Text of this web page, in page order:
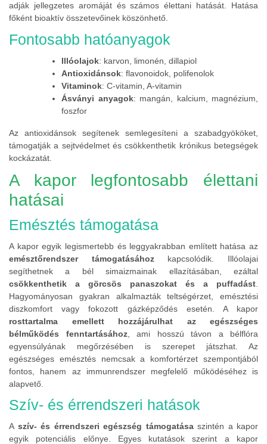
adják jellegzetes aromáját és számos élettani hatását. Hatása
főként bioaktív összetevőinek köszönhető.
Fontosabb hatóanyagok
Illóolajok: karvon, limonén, dillapiol
Antioxidánsok: flavonoidok, polifenolok
Vitaminok: C-vitamin, A-vitamin
Ásványi anyagok: mangán, kalcium, magnézium,
foszfor
Az antioxidánsok segítenek semlegesíteni a szabadgyököket,
támogatják a sejtvédelmet és csökkenthetik krónikus betegségek
kockázatát.
A kapor legfontosabb élettani
hatásai
Emésztés támogatása
A kapor egyik legismertebb és leggyakrabban említett hatása az
emésztőrendszer támogatásáhozkapcsolódik. Illóolajai
segíthetnek a bél simaizmainak ellazításában, ezáltal
csökkenthetik a görcsös panaszokat és a puffadást
Hagyományosan gyakran alkalmazták teltségérzet, emésztési
diszkomfort vagy fokozott gázképződés esetén. A kapor
rosttartalma emellett hozzájárulhat az egészséges
bélműködés fenntartásához, ami hosszú távon a bélflóra
egyensúlyának megőrzésében is szerepet játszhat. Az
egészséges emésztés nemcsak a komfortérzet szempontjából
fontos, hanem az immunrendszer megfelelő működéséhez is
alapvető.
Szív- és érrendszeri hatások
A szív- és érrendszeri egészség támogatásaszintén a kapor
egyik potenciális előnye. Egyes kutatások szerint a kapor